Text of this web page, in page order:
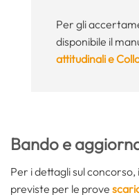
Per gli
disponibile il
attitudinali e
Bando e
Per i dettagli sul
previste per le prove